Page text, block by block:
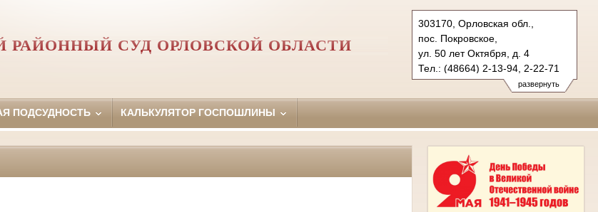
развернуть
303170, Орловская обл.,
пос. Покровское,
ул. 50 лет Октября, д. 4
Тел.: (48664) 2-13-94, 2-22-71
pokrovsky.orl@sudrf.ru
РАЙОННЫЙ СУД ОРЛОВCКОЙ ОБЛАСТИ
ПОДСУДНОСТЬ КАЛЬКУЛЯТОР ГОСПОШЛИНЫ